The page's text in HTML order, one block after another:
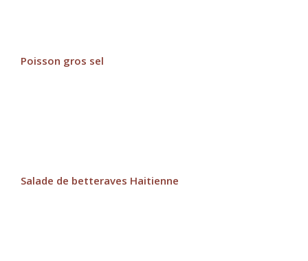
Poisson gros sel
Salade de betteraves Haitienne